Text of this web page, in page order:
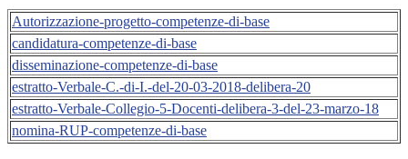
Autorizzazione-progetto-competenze-di-base
candidatura-competenze-di-base
disseminazione-competenze-di-base
estratto-Verbale-C.-di-I.-del-20-03-2018-delibera-20
estratto-Verbale-Collegio-5-Docenti-delibera-3-del-23-marzo-18
nomina-RUP-competenze-di-base